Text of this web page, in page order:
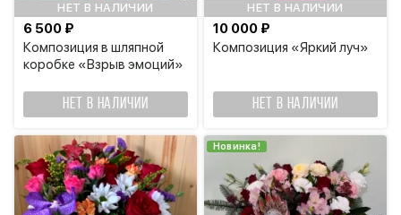
НЕТ В НАЛИЧИИ
Композиция в шляпной
коробке «Взрыв эмоций»
6 500 ₽
НЕТ В НАЛИЧИИ
НЕТ В НАЛИЧИИ
Композиция «Яркий луч»
10 000 ₽
НЕТ В НАЛИЧИИ
Новинка!